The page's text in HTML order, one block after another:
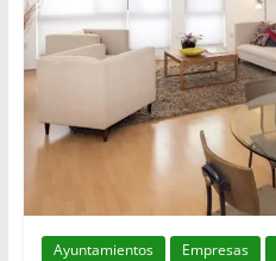
Ayuntamientos Empresas